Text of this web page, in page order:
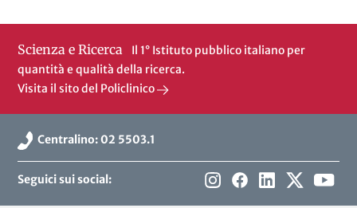
Scienza e Ricerca
Il 1° Istituto pubblico italiano per
quantità e qualità della ricerca.
Visita il sito del Policlinico
Centralino: 02 5503.1
Seguici sui social: